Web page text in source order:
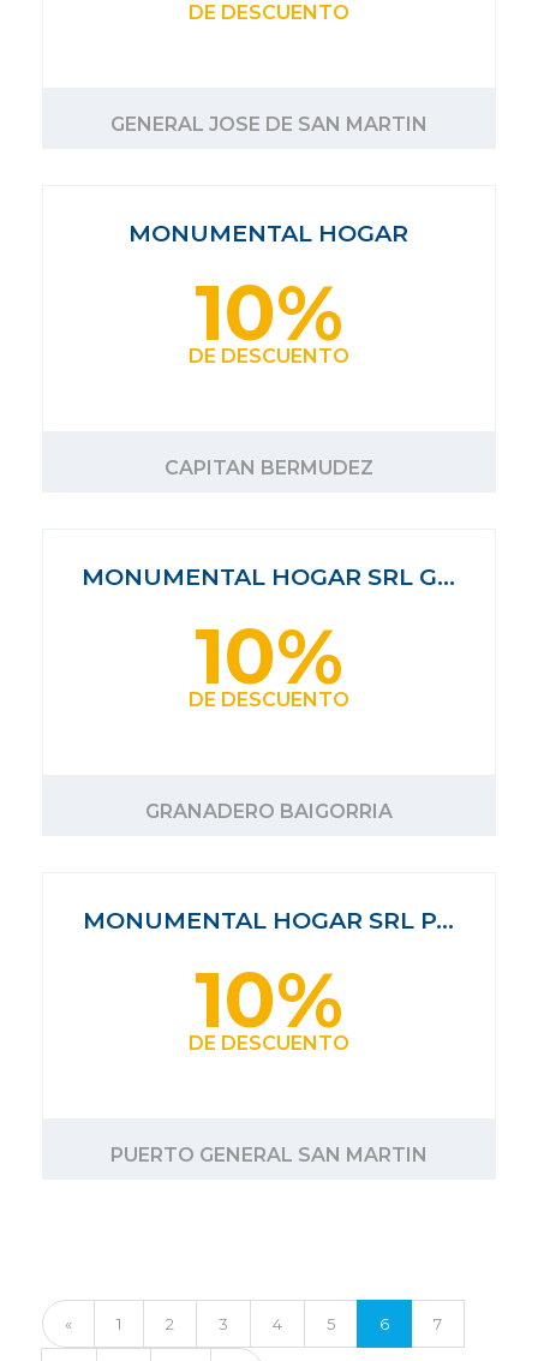
DE DESCUENTO
GENERAL JOSE DE SAN MARTIN
MONUMENTAL HOGAR
10%
DE DESCUENTO
CAPITAN BERMUDEZ
MONUMENTAL HOGAR SRL G…
10%
DE DESCUENTO
GRANADERO BAIGORRIA
MONUMENTAL HOGAR SRL P…
10%
DE DESCUENTO
PUERTO GENERAL SAN MARTIN
« 1 2 3 4 5 6 7